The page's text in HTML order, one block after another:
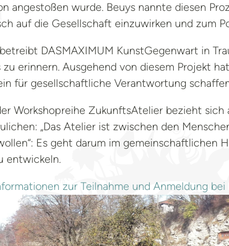
angestoßen wurde. Beuys nannte diesen
auf die Gesellschaft einzuwirken und zum
DASMAXIMUM KunstGegenwart in
zu erinnern. Ausgehend von diesem Projekt
für gesellschaftliche Verantwortung
Workshopreihe ZukunftsAtelier bezieht
„Das Atelier ist zwischen den
Es geht darum im gemeinschaftlichen
entwickeln.
zur Teilnahme und Anmeldung bei